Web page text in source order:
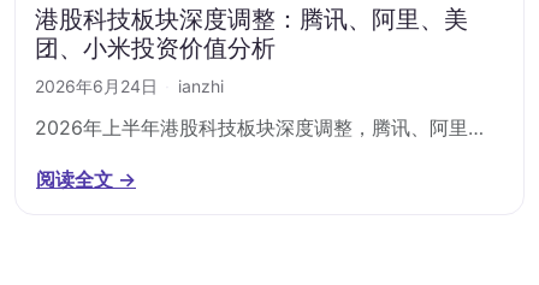
港股科技板块深度调整：腾讯、阿里、美
团、小米投资价值分析
2026年6月24日 ianzhi
2026年上半年港股科技板块深度调整，腾讯、阿里…
阅读全文 →